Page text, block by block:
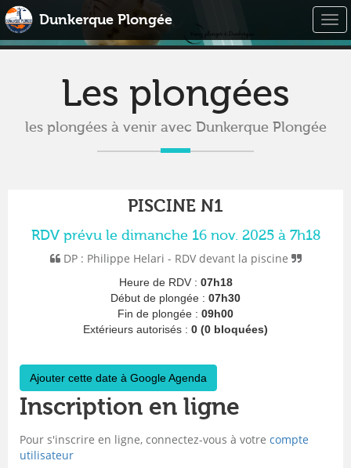
Dunkerque Plongée
Les plongées
les plongées à venir avec Dunkerque Plongée
PISCINE N1
RDV prévu le dimanche 16 nov. 2025 à 7h18
DP : Philippe Helari - RDV devant la piscine
Heure de RDV : 07h18
Début de plongée : 07h30
Fin de plongée : 09h00
Extérieurs autorisés : 0 (0 bloquées)
Ajouter cette date à Google Agenda
Inscription en ligne
Pour s'inscrire en ligne, connectez-vous à votre compte
utilisateur